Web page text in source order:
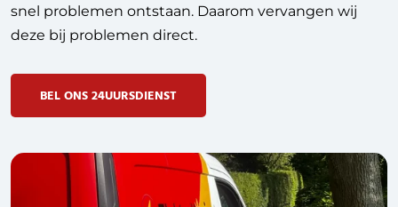
snel problemen ontstaan. Daarom vervangen wij
deze bij problemen direct.
BEL ONS 24UURSDIENST